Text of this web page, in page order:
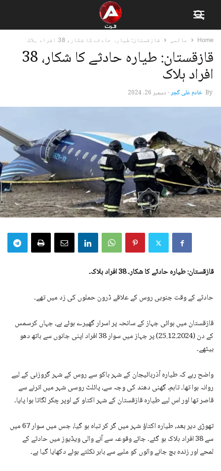
Home عالمی قازقستان: طیارہ حادثے کا شکار، 38 افراد ہلاک
قازقستان: طیارہ حادثے کا شکار، 38
افراد ہلاک
By خادم علی گجر-دسمبر 26, 2024
قازقستان: طیارہ حادثے کا شکار۔ 38 افراد ہلاک۔
حادثے کے وقت جنوبی روس کے علاقے ڈرون حملوں کی زد میں تھے۔
قازقستان میں ہوائی جہاز کے سانحہ پر اسرار گھیرے ہوئے ہے، جہاں کرسمس
کے دن (25.12.2024) پر جہاز میں سوار 38 افراد اپنی جانوں سے ہاتھ دھو
بیٹھے۔
واضح رہے کہ طیارہ آذربائیجان کے شہر باکو سے روس کے شہر گروزنی کے لیے
روانہ ہوا تھا۔ تاہم، گھنی دھند کی وجہ سے، پائلٹ روسی شہر میں اترنے سے
قاصر تھا اور اس لیے طیارہ قازقستان کے شہر اکتاو کے اوپر چکر لگاتا ہوا پایا۔
تھوڑی دیر بعد، طیارہ اکتاؤ شہر میں گر کر تباہ ہو گیا، جس میں سوار 67 میں
سے 38 افراد ہلاک ہو گئے۔ جائے وقوعہ سے آنے والی ویڈیوز میں حادثے کے
لمحے اور زندہ بچ جانے والوں کو ملبے سے باہر نکلتے ہوئے دکھایا گیا ہے۔